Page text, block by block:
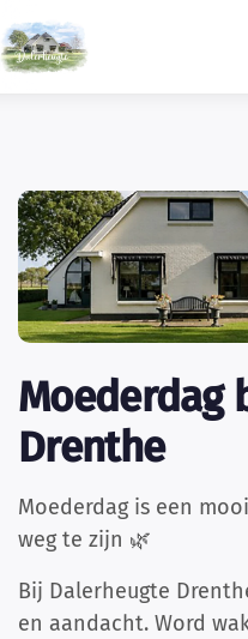
Moederdag
Drenthe
Moederdag is een
weg te zijn 🌿
Bij Dalerheugte
en aandacht. Word